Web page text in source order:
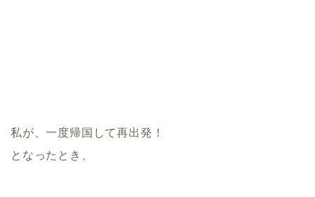
私が、一度帰国して再出発！
となったとき、